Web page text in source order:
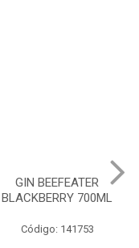
GIN BEEFEATER
BLACKBERRY 700ML
Código: 141753